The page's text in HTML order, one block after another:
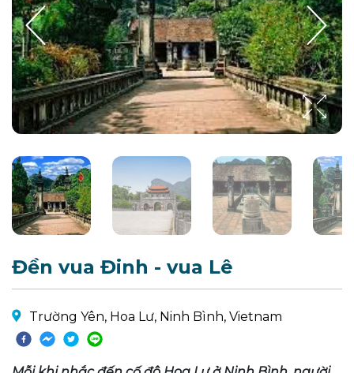
Đền vua Đinh - vua Lê
Trường Yên, Hoa Lư, Ninh Bình, Vietnam